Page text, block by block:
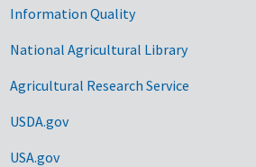
Information Quality
National Agricultural Library
Agricultural Research Service
USDA.gov
USA.gov